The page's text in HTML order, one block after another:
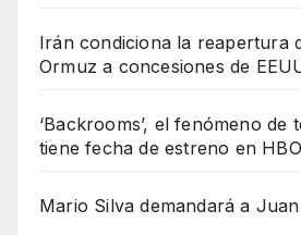
Irán condiciona la reapertura
Ormuz a concesiones de
‘Backrooms’, el fenómeno
tiene fecha de estreno en
Mario Silva demandará a